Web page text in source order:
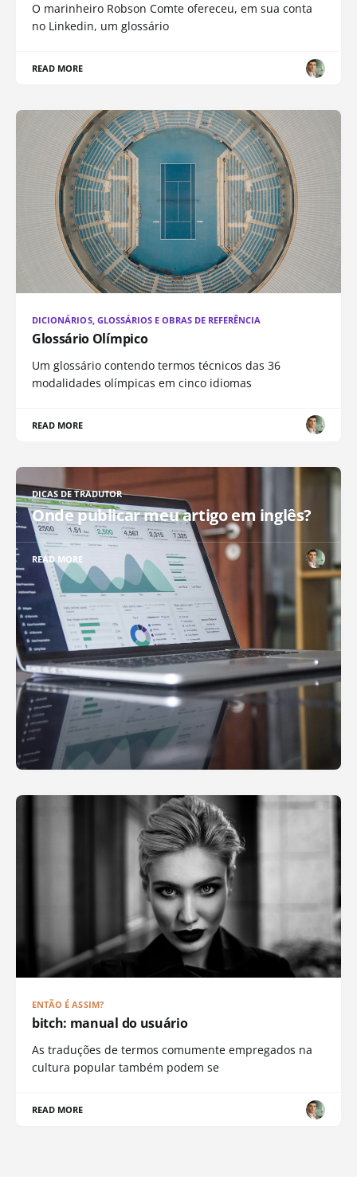
O marinheiro Robson Comte ofereceu, em sua conta
no Linkedin, um glossário
READ MORE
DICIONÁRIOS, GLOSSÁRIOS E OBRAS DE REFERÊNCIA
Glossário Olímpico
Um glossário contendo termos técnicos das 36
modalidades olímpicas em cinco idiomas
READ MORE
DICAS DE TRADUTOR
Onde publicar meu artigo em inglês?
READ MORE
ENTÃO É ASSIM?
bitch: manual do usuário
As traduções de termos comumente empregados na
cultura popular também podem se
READ MORE